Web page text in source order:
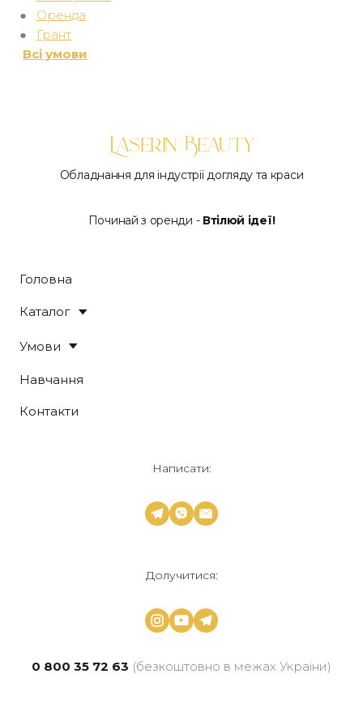
● Оренда
●
Грант
Всі умови
Laserin Beauty
Обладнання для індустрії догляду та краси
Починай з оренди - Втілюй ідеї!
Головна
Каталог
Умови
Навчання
Контакти
Написати:
Долучитися:
0 800 35 72 63 (безкоштовно в межах України)